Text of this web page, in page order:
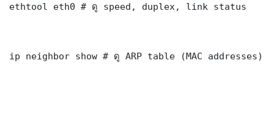
ethtool eth0 # ดู speed, duplex, link status
ip neighbor show # ดู ARP table (MAC addresses)